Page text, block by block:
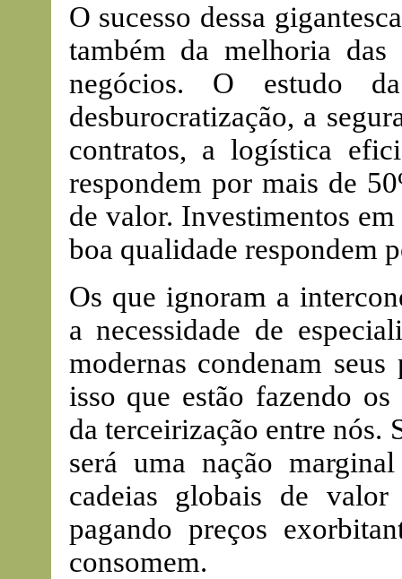
O sucesso dessa
também da melhoria
negócios. O estudo
desburocratização, a
contratos, a logística
respondem por mais de
de valor. Investimentos
boa qualidade respondem
Os que ignoram a
a necessidade de
modernas condenam
isso que estão fazendo
da terceirização entre nós.
será uma nação
cadeias globais de
pagando preços
consomem.